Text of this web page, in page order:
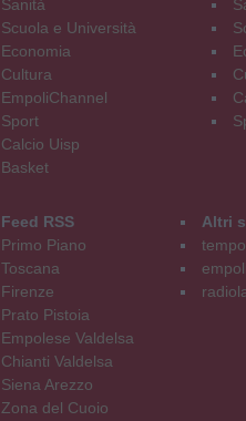
Sanità
Scuola e Università
Economia
Cultura
EmpoliChannel
Sport
Calcio Uisp
Basket
Feed RSS
Primo Piano
Toscana
Firenze
Prato Pistoia
Empolese Valdelsa
Chianti Valdelsa
Siena Arezzo
Zona del Cuoio
Altri